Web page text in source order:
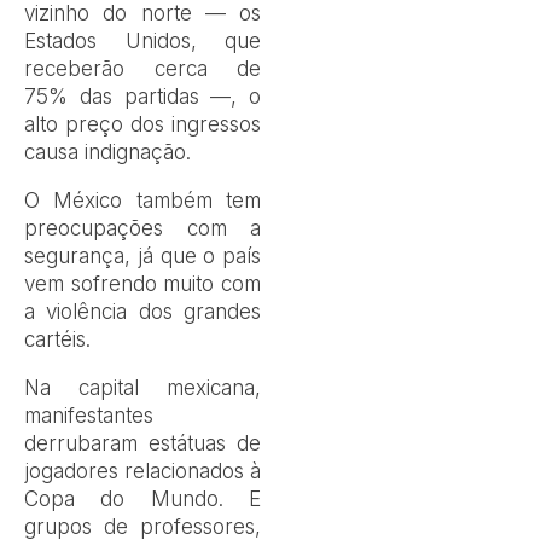
vizinho do norte — os
Estados Unidos, que
receberão cerca de
75% das partidas —, o
alto preço dos ingressos
causa indignação.
O México também tem
preocupações com a
segurança, já que o país
vem sofrendo muito com
a violência dos grandes
cartéis.
Na capital mexicana,
manifestantes
derrubaram estátuas de
jogadores relacionados à
Copa do Mundo. E
grupos de professores,